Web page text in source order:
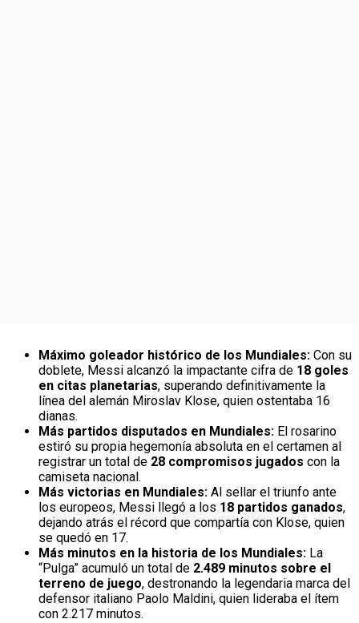
Máximo goleador histórico de los Mundiales: Con su
doblete, Messi alcanzó la impactante cifra de 18 goles
en citas planetarias, superando definitivamente la
línea del alemán Miroslav Klose, quien ostentaba 16
dianas.
Más partidos disputados en Mundiales: El rosarino
estiró su propia hegemonía absoluta en el certamen al
registrar un total de 28 compromisos jugados con la
camiseta nacional.
Más victorias en Mundiales: Al sellar el triunfo ante
los europeos, Messi llegó a los 18 partidos ganados,
dejando atrás el récord que compartía con Klose, quien
se quedó en 17.
Más minutos en la historia de los Mundiales: La
“Pulga” acumuló un total de 2.489 minutos sobre el
terreno de juego, destronando la legendaria marca del
defensor italiano Paolo Maldini, quien lideraba el ítem
con 2.217 minutos.